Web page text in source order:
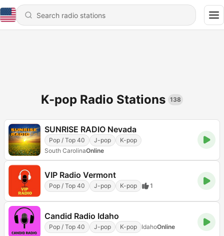
K-pop Radio Stations 138
SUNRISE RADIO Nevada
Pop / Top 40 J-pop
K-pop
South CarolinaOnline
VIP Radio Vermont
Pop / Top 40 J-pop K-pop 1
Candid Radio Idaho
Pop / Top 40 J-pop K-pop IdahoOnline